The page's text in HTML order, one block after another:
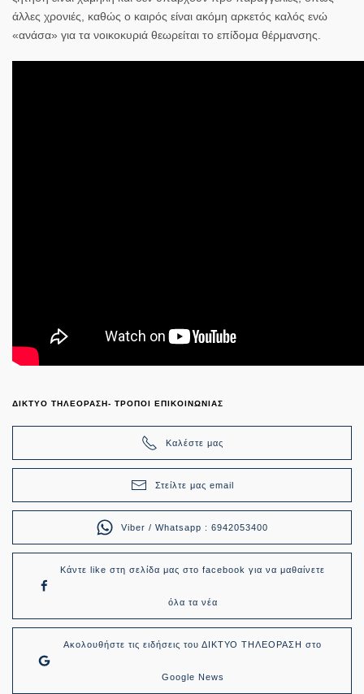
άλλες χρονιές, καθώς ο καιρός είναι ακόμη αρκετός καλός ενώ
«ανάσα» για τα νοικοκυριά θεωρείται το επίδομα θέρμανσης.
ΔΙΚΤΥΟ ΤΗΛΕΟΡΑΣΗ- ΤΡΟΠΟΙ ΕΠΙΚΟΙΝΩΝΙΑΣ
Καλέστε μας
Στείλτε μας email
Viber / Whatsapp : 6942053400
Κάντε like στη σελίδα μας στο facebook για να μαθαίνετε
όλα τα νέα
Ακολουθήστε τις ειδήσεις του ΔΙΚΤΥΟ ΤΗΛΕΟΡΑΣΗ στο
Google News